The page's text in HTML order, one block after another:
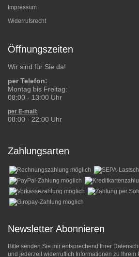
Impressum
Widerrufsrecht
Öffnungszeiten
Wir sind für Sie da!
per Telefon:
Montag bis Freitag:
08:00 - 13:00 Uhr
per E-mail:
08:00 - 22:00 Uhr
Zahlungsarten
Newsletter Abonnieren
Bitte senden Sie mir entsprechend Ihrer
und jederzeit widerruflich Informationen zu Ihrem